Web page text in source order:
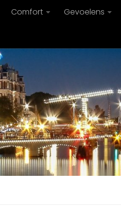
Comfort Gevoelens